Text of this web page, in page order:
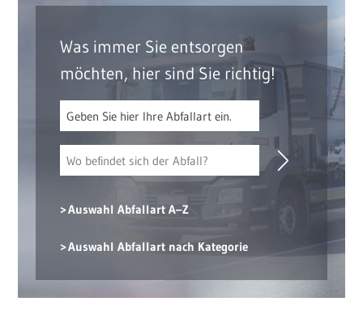
Was immer Sie entsorgen
möchten, hier sind Sie richtig!
Auswahl Abfallart A–Z
Auswahl Abfallart nach Kategorie